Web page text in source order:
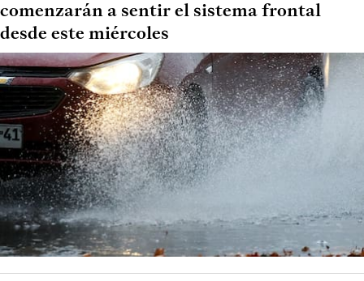
comenzarán a sentir el sistema frontal
desde este miércoles